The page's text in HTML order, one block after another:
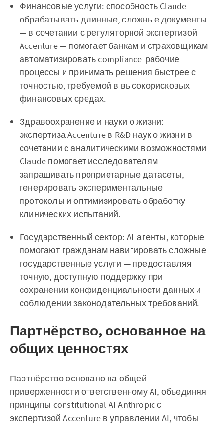
Финансовые услуги: способность Claude
обрабатывать длинные, сложные документы
— в сочетании с регуляторной экспертизой
Accenture — помогает банкам и страховщикам
автоматизировать compliance-рабочие
процессы и принимать решения быстрее с
точностью, требуемой в высокорисковых
финансовых средах.
Здравоохранение и науки о жизни:
экспертиза Accenture в R&D наук о жизни в
сочетании с аналитическими возможностями
Claude помогает исследователям
запрашивать проприетарные датасеты,
генерировать экспериментальные
протоколы и оптимизировать обработку
клинических испытаний.
Государственный сектор: AI-агенты, которые
помогают гражданам навигировать сложные
государственные услуги — предоставляя
точную, доступную поддержку при
сохранении конфиденциальности данных и
соблюдении законодательных требований.
Партнёрство, основанное на
общих ценностях
Партнёрство основано на общей
приверженности ответственному AI, объединяя
принципы constitutional AI Anthropic с
экспертизой Accenture в управлении AI, чтобы